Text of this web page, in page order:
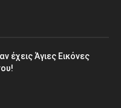
έχεις Άγιες Εικόνες